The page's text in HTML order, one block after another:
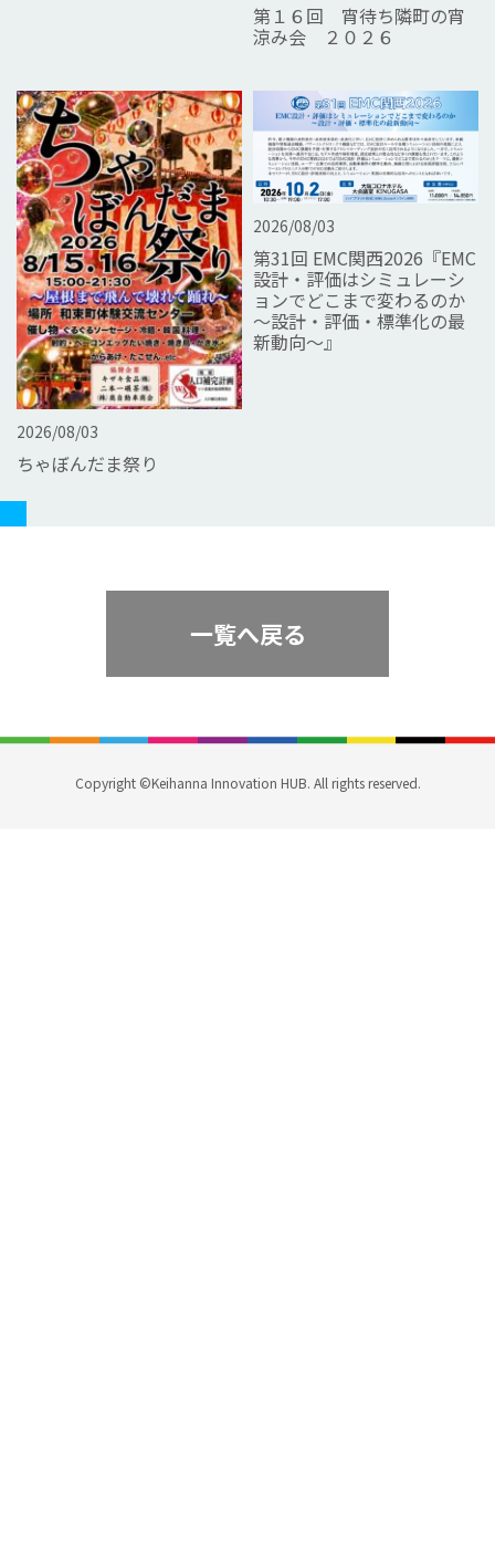
第１６回 宵待ち隣町の宵
涼み会 ２０２６
2026/08/03
ちゃぼんだま祭り
2026/08/03
第31回 EMC関西2026『EMC
設計・評価はシミュレーシ
ョンでどこまで変わるのか
～設計・評価・標準化の最
新動向～』
一覧へ戻る
Copyright ©Keihanna Innovation HUB. All rights reserved.